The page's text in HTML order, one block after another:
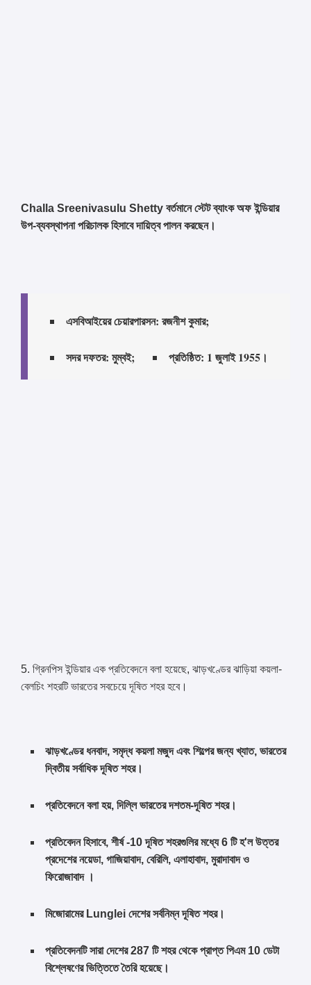
Challa Sreenivasulu Shetty বর্তমানে স্টেট ব্যাংক অফ ইন্ডিয়ার
উপ-ব্যবস্থাপনা পরিচালক হিসাবে দায়িত্ব পালন করছেন।
এসবিআইয়ের চেয়ারপারসন: রজনীশ কুমার;
সদর দফতর: মুম্বই; প্রতিষ্ঠিত: 1 জুলাই 1955।
5. গ্রিনপিস ইন্ডিয়ার এক প্রতিবেদনে বলা হয়েছে, ঝাড়খণ্ডের ঝাড়িয়া কয়লা-
বেলচিং শহরটি ভারতের সবচেয়ে দূষিত শহর হবে।
ঝাড়খণ্ডের ধনবাদ, সমৃদ্ধ কয়লা মজুদ এবং শিল্পের জন্য খ্যাত, ভারতের
দ্বিতীয় সর্বাধিক দূষিত শহর।
প্রতিবেদনে বলা হয়, দিল্লি ভারতের দশতম-দূষিত শহর।
প্রতিবেদন হিসাবে, শীর্ষ -10 দূষিত শহরগুলির মধ্যে 6 টি হ'ল উত্তর
প্রদেশের নয়েডা, গাজিয়াবাদ, বেরিলি, এলাহাবাদ, মুরাদাবাদ ও
ফিরোজাবাদ ।
মিজোরামের Lunglei দেশের সর্বনিম্ন দূষিত শহর।
প্রতিবেদনটি সারা দেশের 287 টি শহর থেকে প্রাপ্ত পিএম 10 ডেটা
বিশ্লেষণের ভিত্তিতে তৈরি হয়েছে।